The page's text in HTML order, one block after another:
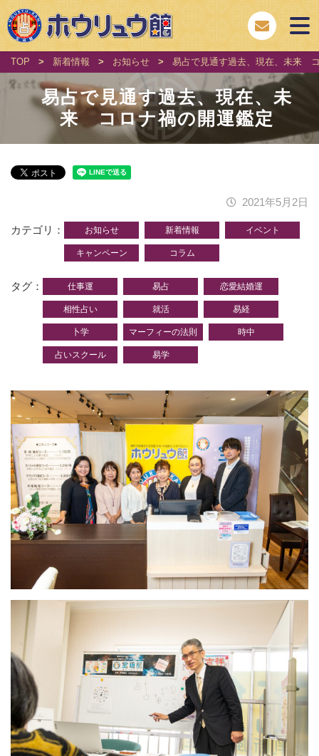
TOP > 新着情報 > お知らせ > 易占で見通す過去、現在、未来
易占で見通す過去、現在、未
来 コロナ禍の開運鑑定
2021年5月2日
カテゴリ お知らせ 新着情報 イベント
キャンペーン コラム
タグ 仕事運 易占 恋愛結婚運
相性占い 就活 易経
卜学 マーフィーの法則 時中
占いスクール 易学